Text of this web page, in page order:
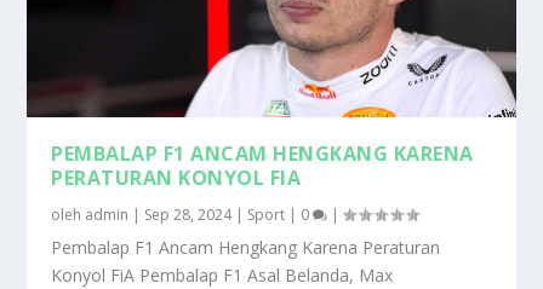
PEMBALAP F1 ANCAM HENGKANG KARENA
PERATURAN KONYOL FIA
oleh admin | Sep 28, 2024| Sport | 0 |
Pembalap F1 Ancam Hengkang Karena Peraturan
Konyol FiA Pembalap F1 Asal Belanda, Max